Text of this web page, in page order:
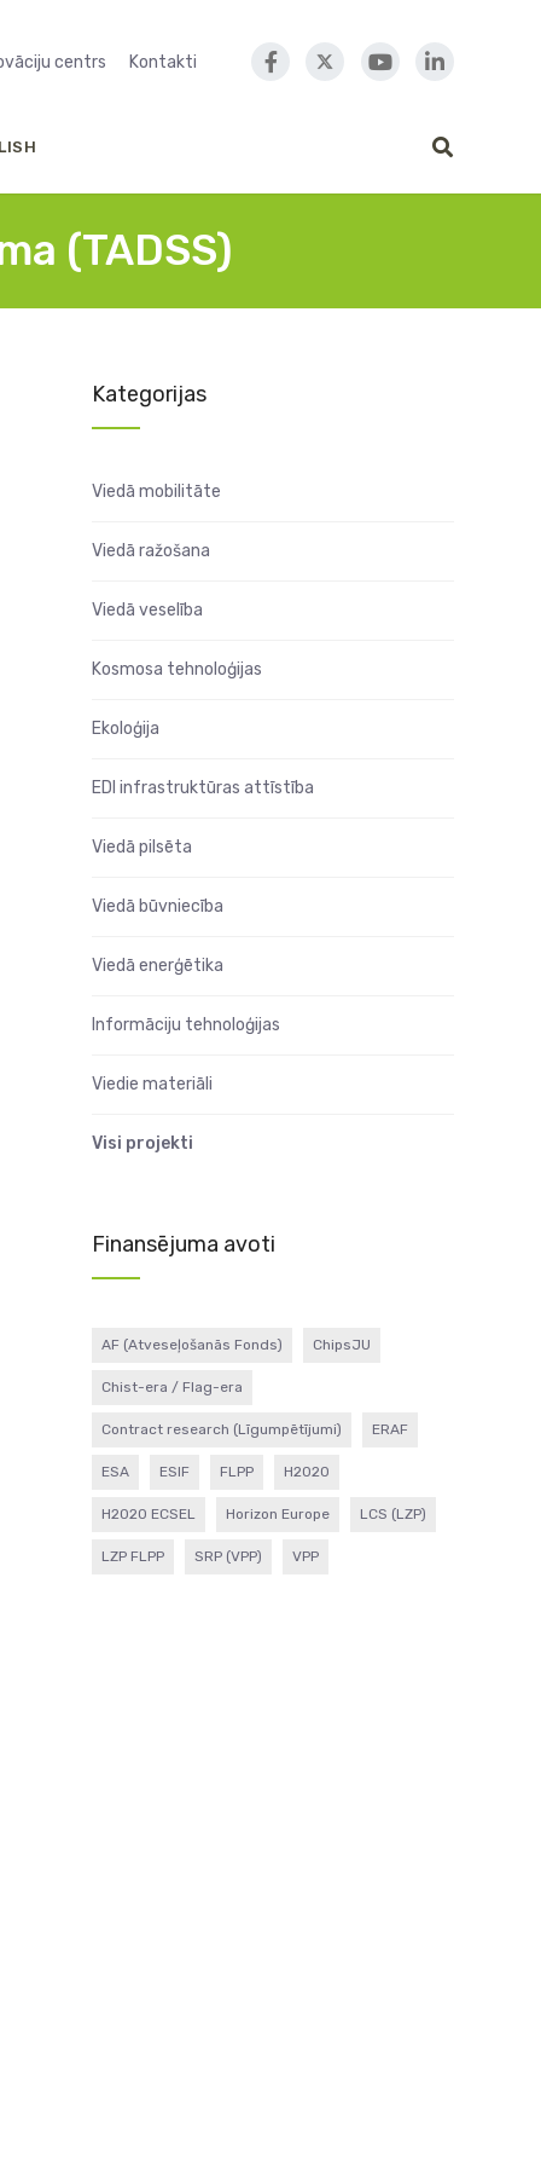
centrs Kontakti
(TADSS)
Kategorijas
Viedā mobilitāte
Viedā ražošana
Viedā veselība
Kosmosa tehnoloģijas
Ekoloģija
EDI infrastruktūras attīstība
Viedā pilsēta
Viedā būvniecība
Viedā enerģētika
Informāciju tehnoloģijas
Viedie materiāli
Visi projekti
Finansējuma avoti
AF (Atveseļošanās Fonds) ChipsJU
Chist-era / Flag-era
Contract research (Līgumpētījumi) ERAF
ESA ESIF FLPP H2020
H2020 ECSEL Horizon Europe LCS (LZP)
LZP FLPP SRP (VPP) VPP